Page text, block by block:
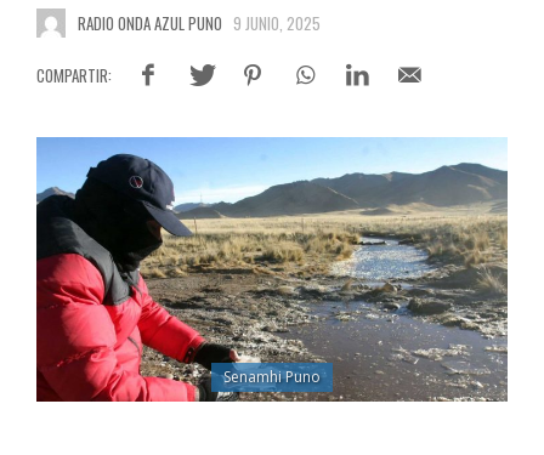
RADIO ONDA AZUL PUNO 9 JUNIO, 2025
Senamhi Puno